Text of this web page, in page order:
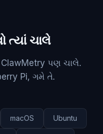
ત્યાં ચાલે
ClawMetry પણ ચાલે.
Pi, ગમે તે.
macOS Ubuntu